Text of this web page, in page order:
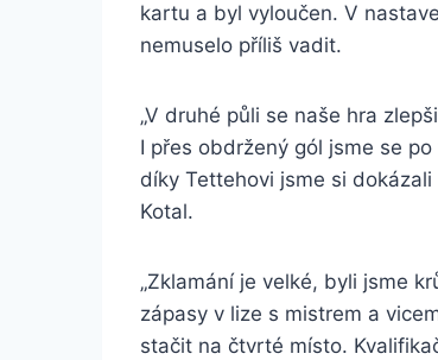
kartu a byl vyloučen. V
nemuselo příliš vadit.
„V druhé půli se naše hra
I přes obdržený gól jsme se
díky Tettehovi jsme si
Kotal.
„Zklamání je velké, byli jsme
zápasy v lize s mistrem a
stačit na čtvrté místo.